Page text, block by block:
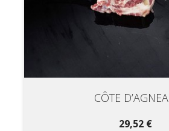
CÔTE
29,52 €